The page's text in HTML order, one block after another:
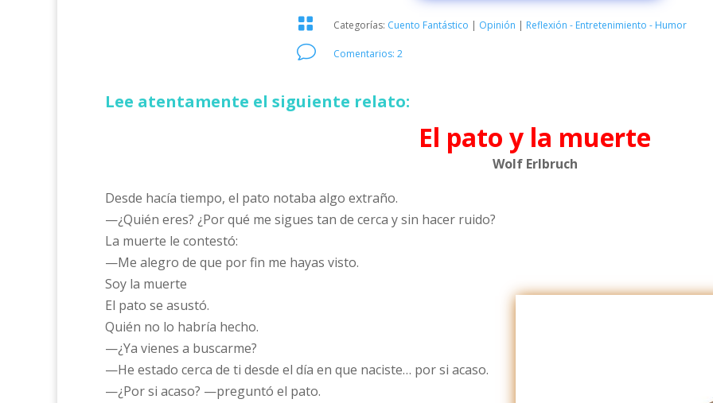
 Categorías: Cuento Fantástico | Opinión | Reflexión - Entretenimiento - Humor
v Comentarios: 2
Lee atentamente el siguiente relato:
El pato y la muerte
Wolf Erlbruch
Desde hacía tiempo, el pato notaba algo extraño.
—¿Quién eres? ¿Por qué me sigues tan de cerca y sin hacer ruido?
La muerte le contestó:
—Me alegro de que por fin me hayas visto.
Soy la muerte
El pato se asustó.
Quién no lo habría hecho.
—¿Ya vienes a buscarme?
—He estado cerca de ti desde el día en que naciste… por si acaso.
—¿Por si acaso? —preguntó el pato.